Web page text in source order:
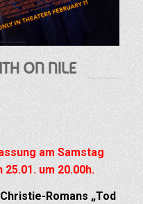
ON NILE
am Samstag
um 20.00h.
Romans „Tod